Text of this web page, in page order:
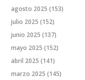
agosto 2025 (153)
julio 2025 (152)
junio 2025 (137)
mayo 2025 (152)
abril 2025 (141)
marzo 2025 (145)